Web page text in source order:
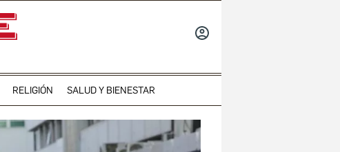
RELIGIÓN SALUD Y BIENESTAR